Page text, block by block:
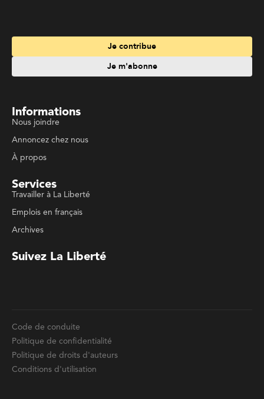
Informations
Services
Travailler à La Liberté
Emplois en français
Archives
Suivez La Liberté
Code de conduite